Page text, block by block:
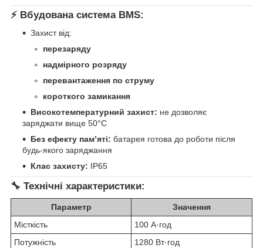
⚡ Вбудована система BMS:
Захист від:
перезаряду
надмірного розряду
перевантаження по струму
короткого замикання
Високотемпературний захист: не дозволяє
заряджати вище 50°C
Без ефекту пам’яті: батарея готова до роботи після
будь-якого заряджання
Клас захисту: IP65
🔧 Технічні характеристики:
Параметр
Значення
Місткість
100 А·год
Потужність
1280 Вт·год